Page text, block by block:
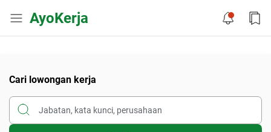
AyoKerja
Cari lowongan kerja